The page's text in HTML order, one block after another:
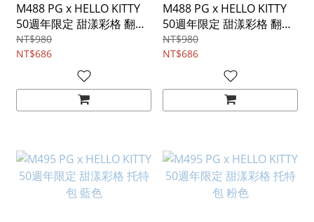
M488 PG x HELLO KITTY
50週年限定 甜漾彩格 翻蓋
斜背包 藍色
NT$980
NT$686
M488 PG x HELLO KITTY
50週年限定 甜漾彩格 翻蓋
斜背包 粉色
NT$980
NT$686